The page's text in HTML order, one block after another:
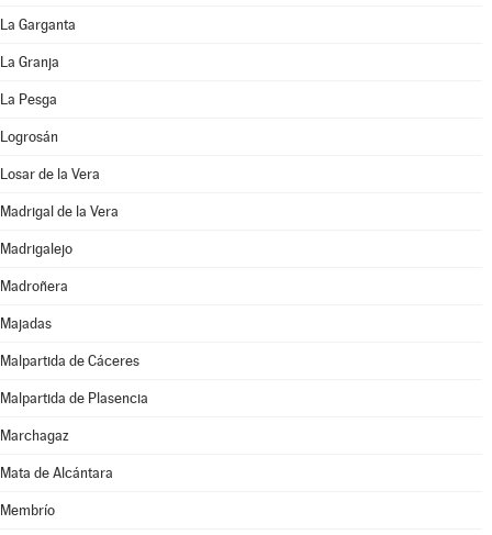
La Garganta
La Granja
La Pesga
Logrosán
Losar de la Vera
Madrigal de la Vera
Madrigalejo
Madroñera
Majadas
Malpartida de Cáceres
Malpartida de Plasencia
Marchagaz
Mata de Alcántara
Membrío